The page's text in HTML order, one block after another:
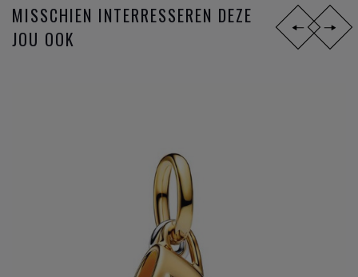
MISSCHIEN INTERRESSEREN DEZE
JOU OOK